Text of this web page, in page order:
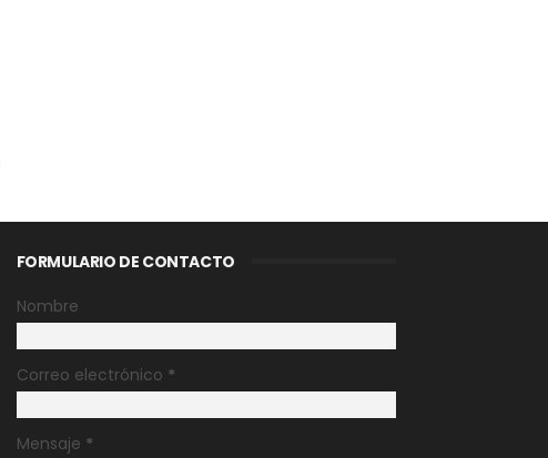
FORMULARIO DE CONTACTO
Nombre
Correo electrónico *
Mensaje *